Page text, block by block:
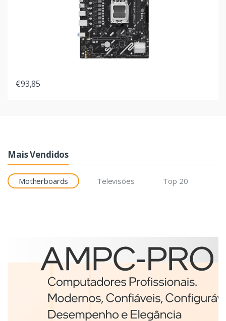
€93,85
Mais Vendidos
Motherboards Televisões Top 20
Etiquetas
Brother BCS-1J074102-121
etiqueta para impressão
Branco
€98,75